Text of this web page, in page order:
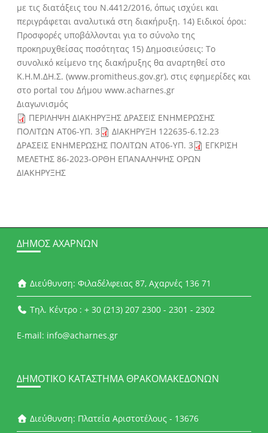
με τις διατάξεις του Ν.4412/2016, όπως ισχύει και
περιγράφεται αναλυτικά στη διακήρυξη. 14) Ειδικοί όροι:
Προσφορές υποβάλλονται για το σύνολο της
προκηρυχθείσας ποσότητας 15) Δημοσιεύσεις: Το
συνολικό κείμενο της διακήρυξης θα αναρτηθεί στο
Κ.Η.Μ.ΔΗ.Σ. (www.promitheus.gov.gr), στις εφημερίδες και
στο portal του Δήμου www.acharnes.gr
Διαγωνισμός
ΠΕΡΙΛΗΨΗ ΔΙΑΚΗΡΥΞΗΣ ΔΡΑΣΕΙΣ ΕΝΗΜΕΡΩΣΗΣ
ΠΟΛΙΤΩΝ ΑΤ06-ΥΠ. 3
ΔΙΑΚΗΡΥΞΗ 122635-6.12.23
ΔΡΑΣΕΙΣ ΕΝΗΜΕΡΩΣΗΣ ΠΟΛΙΤΩΝ ΑΤ06-ΥΠ. 3
ΕΓΚΡΙΣΗ
ΜΕΛΕΤΗΣ 86-2023-ΟΡΘΗ ΕΠΑΝΑΛΗΨΗΣ ΟΡΩΝ
ΔΙΑΚΗΡΥΞΗΣ
ΔΉΜΟΣ ΑΧΑΡΝΏΝ
Διεύθυνση: Φιλαδέλφειας 87, Αχαρνές 136 71
Τηλ. Κέντρο : + 30 (213) 207 2300 - 2301 - 2302
E-mail: info@acharnes.gr
ΔΗΜΟΤΙΚΌ ΚΑΤΆΣΤΗΜΑ ΘΡΑΚΟΜΑΚΕΔΌΝΩΝ
Διεύθυνση: Πλατεία Αριστοτέλους - 13676